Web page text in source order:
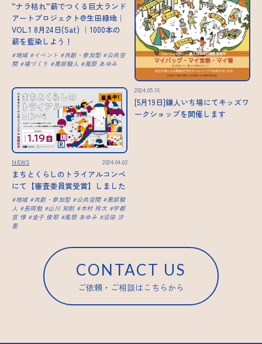
”ナラ枯れ”薪でつくる巨大ランド
アートプロジェクト@生田緑地｜
VOL.1 8月24日(Sat) ｜1000本の
薪を藍染しよう！
地域 イベント 共創・参加型
公共空
間
場づくり 黒部駿人 風祭 あゆみ
2024.05.16
[5月19日]鎌人いち場にてキッズワ
ークショップを開催します
NEWS 2024.04.02
まちとくらしのトライアルコンペ
にて【審査委員賞受賞】しました
地域 共創・参加型 公共空間
黒部駿
人
長岡勉 山川 知則 木村 玲大
宇都
宮 惇
金子 俊耶 風祭 あゆみ
沼田 汐
里
CONTACT US
ご依頼・ご相談はこちらから